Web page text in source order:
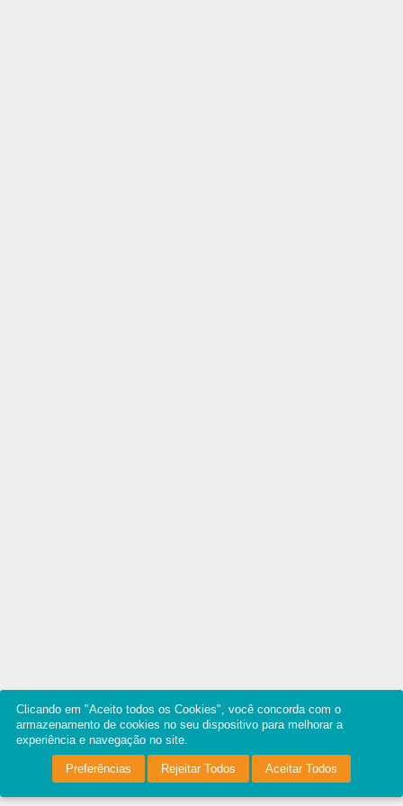
Clicando em "Aceito todos os Cookies", você concorda com o
armazenamento de cookies no seu dispositivo para melhorar a
experiência e navegação no site.
Preferências Rejeitar Todos Aceitar Todos